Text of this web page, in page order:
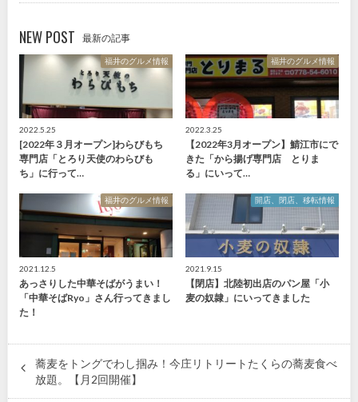
NEW POST 最新の記事
福井のグルメ情報
2022.5.25
[2022年３月オープン]わらびもち
専門店「とろり天使のわらびも
ち」に行って…
福井のグルメ情報
2022.3.25
【2022年3月オープン】鯖江市にで
きた「から揚げ専門店 とりま
る」にいって…
福井のグルメ情報
2021.12.5
あっさりした中華そばがうまい！
「中華そばRyo」さん行ってきまし
た！
開店、閉店、移転情報
2021.9.15
【閉店】北陸初出店のパン屋「小
麦の奴隷」にいってきました
蕎麦をトングでわし掴み！今庄リトリートたくらの蕎麦食べ
放題。【月2回開催】